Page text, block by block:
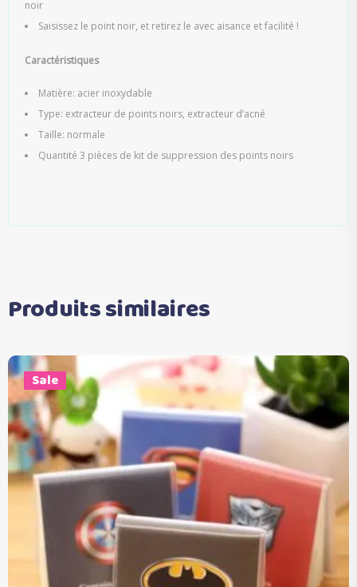
noir
Saisissez le point noir, et retirez le avec aisance et facilité !
Caractéristiques
Matière: acier inoxydable
Type: extracteur de points noirs, extracteur d’acné
Taille: normale
Quantité 3 pièces de kit de suppression des points noirs
Produits similaires
Sale
Ajouter au panier